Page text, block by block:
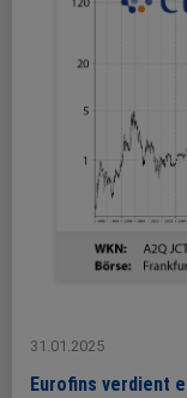
31.01.2025
Eurofins verdient